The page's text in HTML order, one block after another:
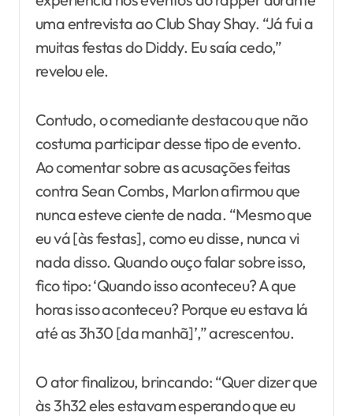
uma entrevista ao Club Shay Shay. “Já fui a
muitas festas do Diddy. Eu saía cedo,”
revelou ele.
Contudo, o comediante destacou que não
costuma participar desse tipo de evento.
Ao comentar sobre as acusações feitas
contra Sean Combs, Marlon afirmou que
nunca esteve ciente de nada. “Mesmo que
eu vá [às festas], como eu disse, nunca vi
nada disso. Quando ouço falar sobre isso,
fico tipo: ‘Quando isso aconteceu? A que
horas isso aconteceu? Porque eu estava lá
até as 3h30 [da manhã]’,” acrescentou.
O ator finalizou, brincando: “Quer dizer que
às 3h32 eles estavam esperando que eu